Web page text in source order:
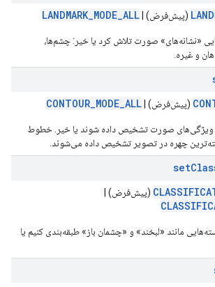
(پیش‌فرض) | LANDMARK_MODE_ALL
«نشانه‌های» صورت تلاش کرد یا خیر: چشم‌ها،
و غیره.
(پیش‌فرض) | CONTOUR_MODE_ALL
ویژگی‌های صورت تشخیص داده شوند یا خیر. خطوط
چهره در تصویر تشخیص داده می‌شوند.
(پیش‌فرض) |
مانند «لبخند» و «چشمان باز» طبقه‌بندی کنیم یا